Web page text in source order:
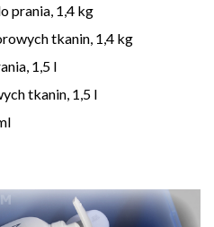
prania, 1,4 kg
tkanin, 1,4 kg
1,5 l
tkanin, 1,5 l